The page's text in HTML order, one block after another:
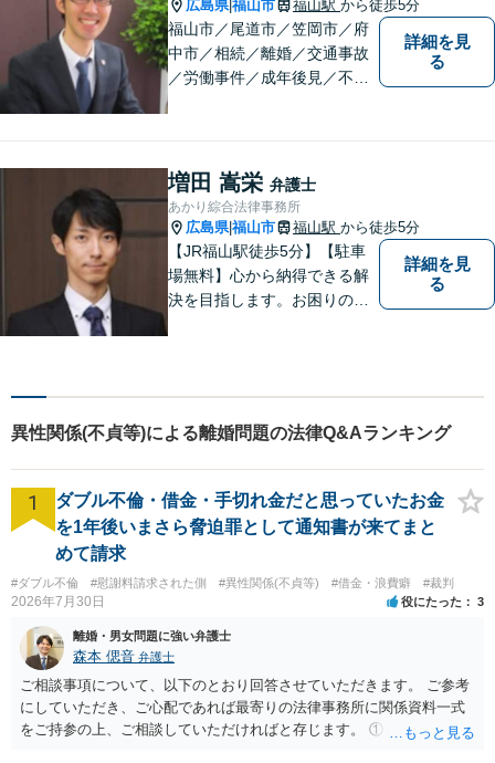
広島県|福山市 福山駅 から徒歩5分
福山市／尾道市／笠岡市／府
中市／相続／離婚／交通事故
／労働事件／成年後見／不動
綜合法律事務所／T）０８４－
９８３－２３６０／F）０８４
ー９８３－２３６１
詳細を見
る
増田 嵩栄 弁護士
あかり綜合法律事務所
広島県|福山市 福山駅 から徒歩5分
【JR福山駅徒歩5分】【駐車
場無料】心から納得できる解
決を目指します。お困りの方
詳細を見
る
異性関係(不貞等)による離婚問題の法律Q&Aランキング
1
ダブル不倫・借金・手切れ金だと思っていたお金
を1年後いまさら脅迫罪として通知書が来てまと
めて請求
#ダブル不倫 #慰謝料請求された側 #異性関係(不貞等) #借金・浪費癖 #裁判
2026年7月30日 役にたった 3
離婚・男女問題に強い弁護士
森本 偲音 弁護士
ご相談事項について、以下のとおり回答させていただきます。 ご参考
にしていただき、ご心配であれば最寄りの法律事務所に関係資料一式
をご持参の上、ご相談していただければと存じます。 ① このLINEの